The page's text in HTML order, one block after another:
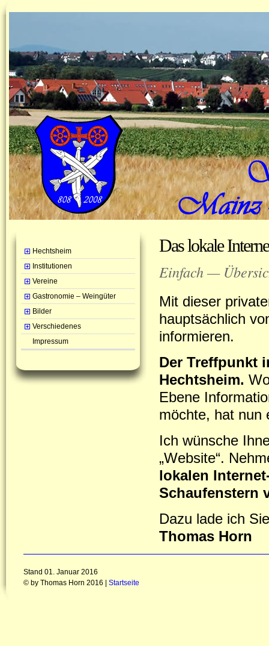
Hechtsheim
Institutionen
Vereine
Gastronomie – Weingüter
Bilder
Verschiedenes
Impressum
Das lokale
Einfach —
Mit dieser
hauptsächlich
informieren.
Der Treffpunkt
Hechtsheim.
Ebene
möchte, hat nun
Ich wünsche
„Website“.
lokalen
Schaufenstern
Dazu lade ich
Thomas Horn
Stand 01. Januar 2016
© by Thomas Horn 2016 | Startseite